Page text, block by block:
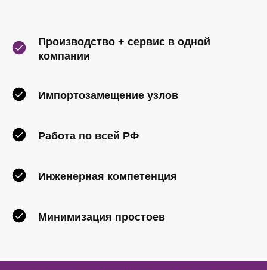
Производство + сервис в одной
компании
Импортозамещение узлов
Работа по всей РФ
Инженерная компетенция
Минимизация простоев